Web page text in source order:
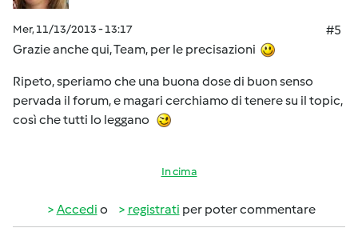
Mer, 11/13/2013 - 13:17
#5
Grazie anche qui, Team, per le precisazioni
Ripeto, speriamo che una buona dose di buon senso
pervada il forum, e magari cerchiamo di tenere su il topic,
così che tutti lo leggano
In cima
Accedi o registrati per poter commentare